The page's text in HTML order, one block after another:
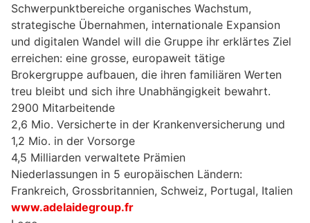
Schwerpunktbereiche organisches Wachstum,
strategische Übernahmen, internationale Expansion
und digitalen Wandel will die Gruppe ihr erklärtes Ziel
erreichen: eine grosse, europaweit tätige
Brokergruppe aufbauen, die ihren familiären Werten
treu bleibt und sich ihre Unabhängigkeit bewahrt.
2900 Mitarbeitende
2,6 Mio. Versicherte in der Krankenversicherung und
1,2 Mio. in der Vorsorge
4,5 Milliarden verwaltete Prämien
Niederlassungen in 5 europäischen Ländern:
Frankreich, Grossbritannien, Schweiz, Portugal, Italien
www.adelaidegroup.fr